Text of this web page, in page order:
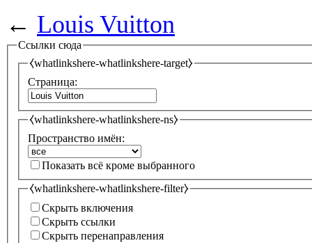
← Louis Vuitton
Ссылки сюда
⧼whatlinkshere-whatlinkshere-target⧽
Страница:
⧼whatlinkshere-whatlinkshere-ns⧽
Пространство имён:
Показать всё кроме выбранного
⧼whatlinkshere-whatlinkshere-filter⧽
Скрыть включения
Скрыть ссылки
Скрыть перенаправления